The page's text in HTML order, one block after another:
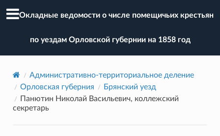
Окладные ведомости о числе помещичьих крестьян
по уездам Орловской губернии на 1858 год
Административно-территориальное деление
Орловская губерния
Брянский уезд
Панютин Николай Васильевич, коллежский
секретарь